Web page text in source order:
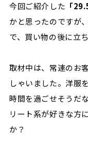
今回ご紹介した 「
かと思ったのですが
で、買い物の後に立
取材中は、常連のお
しゃいました。洋服
時間を過ごせそうだ
リート系が好きな方
か？